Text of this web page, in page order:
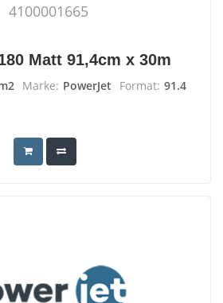
4100001665
Matt 91,4cm x 30m
Marke: PowerJet Format: 91.4